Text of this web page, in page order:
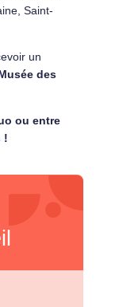
Saint-
un
des
ou entre
!